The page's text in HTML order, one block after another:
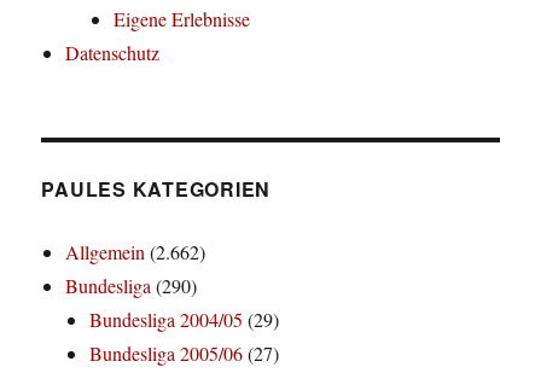
Eigene Erlebnisse
Datenschutz
PAULES KATEGORIEN
Allgemein(2.662)
Bundesliga(290)
Bundesliga 2004/05 (29)
Bundesliga 2005/06(27)